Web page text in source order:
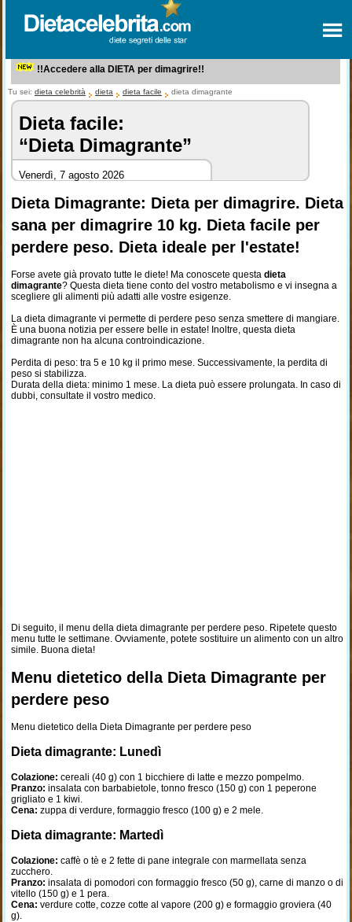
!!Accedere alla DIETA per dimagrire!!
Tu sei: dieta celebrità dieta dieta facile dieta dimagrante
Dieta facile:
“Dieta Dimagrante”
Venerdì, 7 agosto 2026
Dieta Dimagrante: Dieta per dimagrire. Dieta
sana per dimagrire 10 kg. Dieta facile per
perdere peso. Dieta ideale per l'estate!
Forse avete già provato tutte le diete! Ma conoscete questa dieta
dimagrante? Questa dieta tiene conto del vostro metabolismo e vi insegna a
scegliere gli alimenti più adatti alle vostre esigenze.
La dieta dimagrante vi permette di perdere peso senza smettere di mangiare.
È una buona notizia per essere belle in estate! Inoltre, questa dieta
dimagrante non ha alcuna controindicazione.
Perdita di peso: tra 5 e 10 kg il primo mese. Successivamente, la perdita di
peso si stabilizza.
Durata della dieta: minimo 1 mese. La dieta può essere prolungata. In caso di
dubbi, consultate il vostro medico.
Di seguito, il menu della dieta dimagrante per perdere peso. Ripetete questo
menu tutte le settimane. Ovviamente, potete sostituire un alimento con un altro
simile. Buona dieta!
Menu dietetico della Dieta Dimagrante per
perdere peso
Menu dietetico della Dieta Dimagrante per perdere peso
Dieta dimagrante: Lunedì
Colazione: cereali (40 g) con 1 bicchiere di latte e mezzo pompelmo.
Pranzo: insalata con barbabietole, tonno fresco (150 g) con 1 peperone
grigliato e 1 kiwi.
Cena: zuppa di verdure, formaggio fresco (100 g) e 2 mele.
Dieta dimagrante: Martedì
Colazione: caffè o tè e 2 fette di pane integrale con marmellata senza
zucchero.
Pranzo: insalata di pomodori con formaggio fresco (50 g), carne di manzo o di
vitello (150 g) e 1 pera.
Cena: verdure cotte, cozze cotte al vapore (200 g) e formaggio groviera (40
g).